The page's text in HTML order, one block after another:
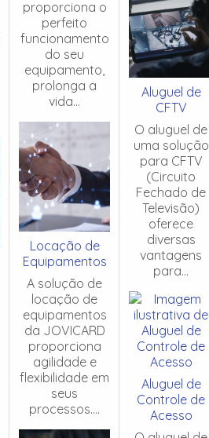
proporciona o
perfeito
funcionamento
do seu
equipamento,
prolonga a
vida...
Locação de
Equipamentos
A solução de
locação de
equipamentos
da JOVICARD
proporciona
agilidade e
flexibilidade em
seus
processos....
Aluguel de
CFTV
O aluguel de
uma solução
para CFTV
(Circuito
Fechado de
Televisão)
oferece
diversas
vantagens
para...
Aluguel de
Controle de
Acesso